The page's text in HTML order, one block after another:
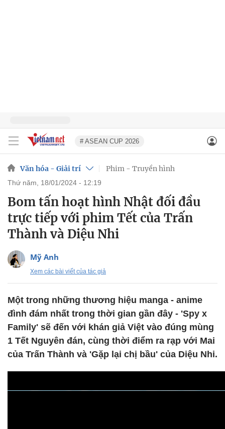
# ASEAN CUP 2026
Văn hóa - Giải trí Phim - Truyền hình
thứ năm, 18/01/2024 - 12:19
Bom tấn hoạt hình Nhật đối đầu
trực tiếp với phim Tết của Trấn
Thành và Diệu Nhi
Mỹ Anh
Xem các bài viết của tác giả
Một trong những thương hiệu manga - anime
đình đám nhất trong thời gian gần đây - 'Spy x
Family' sẽ đến với khán giả Việt vào đúng mùng
1 Tết Nguyên đán, cùng thời điểm ra rạp với Mai
của Trấn Thành và 'Gặp lại chị bầu' của Diệu Nhi.